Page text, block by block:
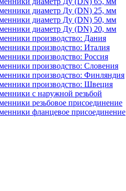
диаметр Ду (DN) 25, мм
диаметр Ду (DN) 50, мм
диаметр Ду (DN) 20, мм
производство: Дания
производство: Италия
производство: Россия
производство: Словения
производство: Финляндия
производство: Швеция
с наружной резьбой
резьбовое присоединение
фланцевое присоединение